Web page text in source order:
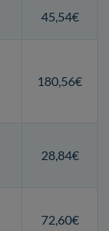
45,54€
180,56€
28,84€
72,60€